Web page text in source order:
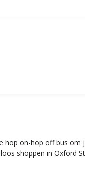
hop on-hop off bus om
shoppen in Oxford